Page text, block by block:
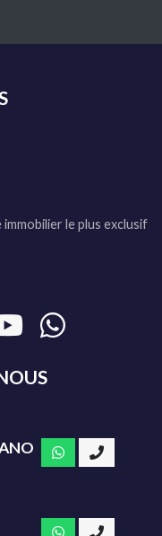
le plus exclusif